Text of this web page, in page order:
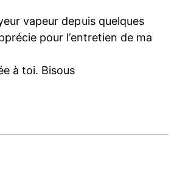
vapeur depuis quelques
pour l’entretien de ma
à toi. Bisous